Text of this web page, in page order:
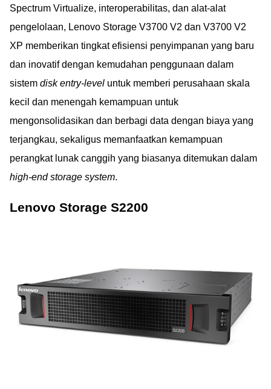
Spectrum Virtualize, interoperabilitas, dan alat-alat
pengelolaan, Lenovo Storage V3700 V2 dan V3700 V2
XP memberikan tingkat efisiensi penyimpanan yang baru
dan inovatif dengan kemudahan penggunaan dalam
sistem disk entry-level untuk memberi perusahaan skala
kecil dan menengah kemampuan untuk
mengonsolidasikan dan berbagi data dengan biaya yang
terjangkau, sekaligus memanfaatkan kemampuan
perangkat lunak canggih yang biasanya ditemukan dalam
high-end storage system.
Lenovo Storage S2200